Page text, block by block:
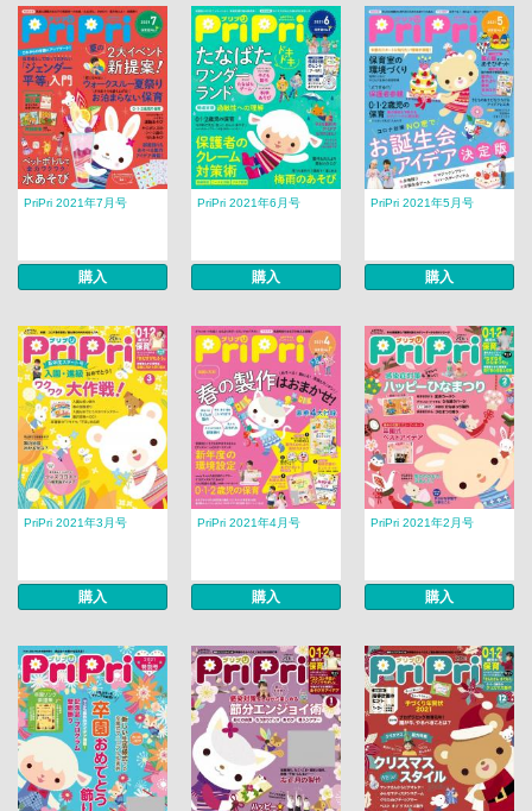
PriPri 2021年7月号
購入
PriPri 2021年6月号
購入
PriPri 2021年5月号
購入
PriPri 2021年3月号
購入
PriPri 2021年4月号
購入
PriPri 2021年2月号
購入